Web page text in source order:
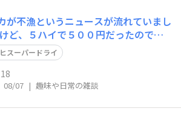
が不漁というニュースが流れていまし
ど、５ハイで５００円だったので、
刺身はもちろん、刻みニンニク炒
し味)､イカそうめん風(普通のドレッ
イカに紫蘇と生姜が合うのを発見し
けしたけど、
スーパードライ
18
08/07 | 趣味や日常の雑談